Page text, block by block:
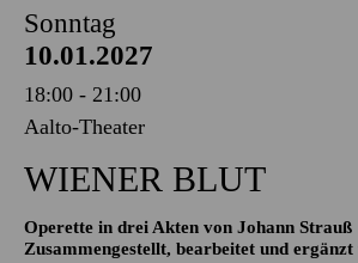
AALTO MUSIKTHEATER
Sonntag
10.01.2027
18:00 - 21:00
WIENER BLUT